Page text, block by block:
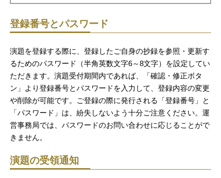
登録番号とパスワード
演題を登録する際に、登録したご自身の抄録を参照・更新す
るためのパスワード（半角英数文字6～8文字）を設定してい
ただきます。演題受付期間内であれば、「確認・修正ボタ
ン」より登録番号とパスワードを入力して、登録内容の変更
や削除が可能です。ご登録の際に発行される「登録番号」と
「パスワード」は、紛失しないよう十分ご注意ください。運
営事務局では、パスワードのお問い合わせに応じることがで
きません。
演題の受領通知